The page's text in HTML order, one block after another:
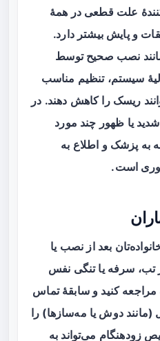
علت قطعی در همهٔ
و پایش بیشتر دارد.
نصب صحیح توسط
سیستم، تنظیم مناسب
ریسک را کاهش دهند. در
یا ظهور چند مورد
به پزشک و اطلاع به
است.
بعد از نصب یا
تب، سرفه یا تنگی نفس
کنید و سابقهٔ تماس
(مانند دوش یا مه‌سازها) را
زودهنگام می‌تواند به